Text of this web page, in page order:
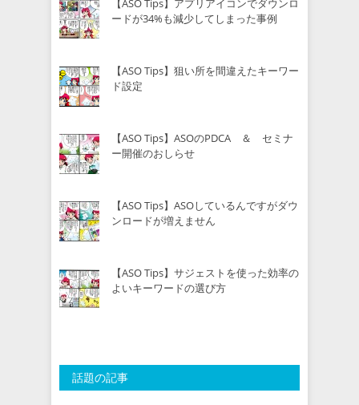
【ASO Tips】アプリアイコンでダウンロ
ードが34%も減少してしまった事例
【ASO Tips】狙い所を間違えたキーワー
ド設定
【ASO Tips】ASOのPDCA ＆ セミナ
ー開催のおしらせ
【ASO Tips】ASOしているんですがダウ
ンロードが増えません
【ASO Tips】サジェストを使った効率の
よいキーワードの選び方
話題の記事